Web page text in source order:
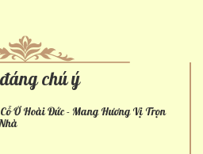
chú ý
Ở Hoài Đức - Mang Hương Vị Trọn